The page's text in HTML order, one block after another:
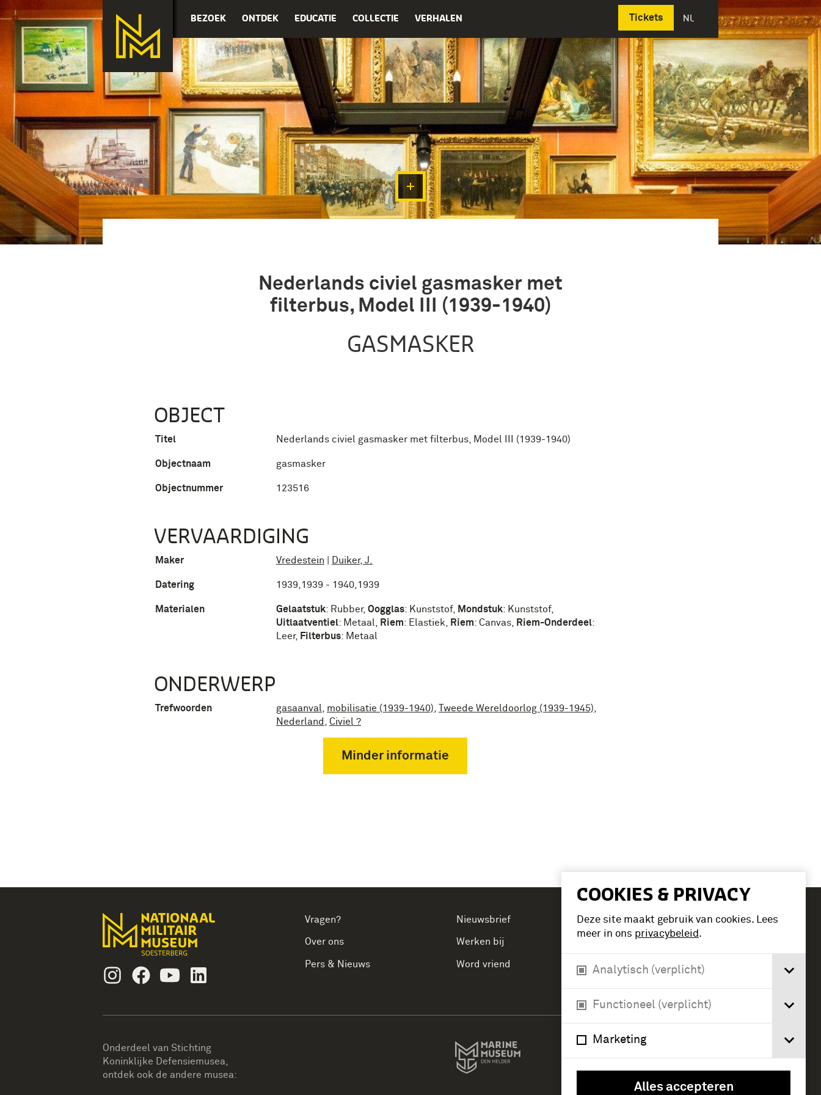
BEZOEK ONTDEK EDUCATIE COLLECTIE VERHALEN Tickets NL
Deutsch
COOKIES & PRIVACY
Deze site maakt gebruik van cookies. Lees
meer in ons privacybeleid.
Analytisch (verplicht)
Functioneel (verplicht)
Marketing
Alles accepteren
Nederlands civiel gasmasker met
filterbus, Model III (1939-1940)
GASMASKER
OBJECT
Titel Nederlands civiel gasmasker met filterbus, Model III (1939-1940)
Objectnaam gasmasker
Objectnummer 123516
VERVAARDIGING
Maker Vredestein Duiker, J.
Datering 1939,1939 - 1940,1939
Materialen Gelaatstuk: Rubber, Oogglas: Kunststof, Mondstuk: Kunststof,
Uitlaatventiel: Metaal Riem: Elastiek Riem: Canvas Riem-Onderdeel:
Leer, Filterbus: Metaal
ONDERWERP
Trefwoorden gasaanval mobilisatie (1939-1940) Tweede Wereldoorlog (1939-1945)
Nederland
Civiel ?
Minder informatie
InstagramFacebookYoutube
Vragen?
Over ons
Pers & Nieuws
Nieuwsbrief
Werken bij
Word vriend
Tickets
Verlengde Paltzerweg 1
Onderdeel van Stichting
Koninklijke Defensiemusea,
ontdek ook de andere musea: